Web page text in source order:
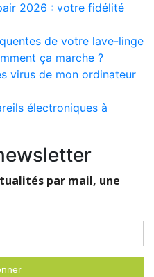
2026 : votre fidélité
de votre lave-linge
ça marche ?
virus de mon ordinateur
électroniques à